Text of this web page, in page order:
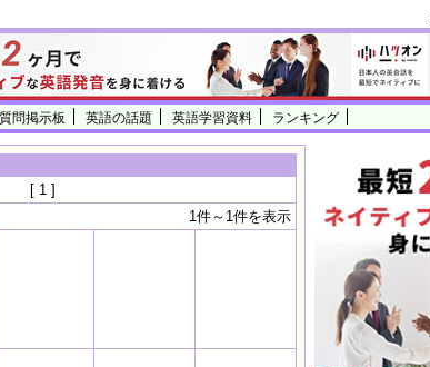
質問掲示板 英語の話題 英語学習資料 ランキング
[ 1 ]
1件～1件を表示